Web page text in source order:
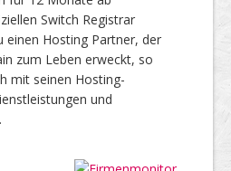
Switch Registrar
einen Hosting Partner, der
zum Leben erweckt, so
mit seinen Hosting-
und